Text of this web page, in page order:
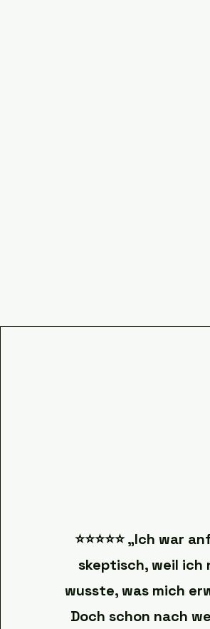
⭐️⭐️⭐️⭐️⭐️ „Ich war
skeptisch, weil ich
wusste, was mich
Doch schon nach